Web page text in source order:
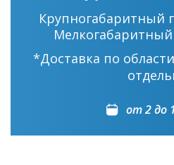
Крупногабаритный
Мелкогабаритный
*Доставка по
от 2 до